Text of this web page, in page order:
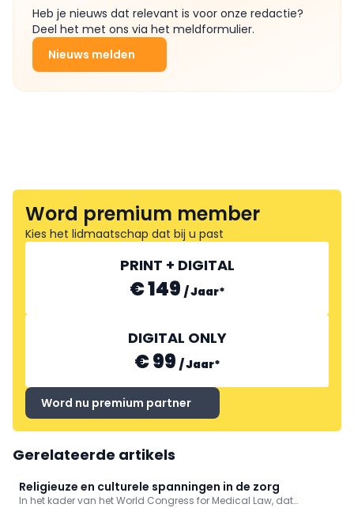
Heb je nieuws dat relevant is voor onze redactie?
Deel het met ons via het meldformulier.
Nieuws melden
Word premium member
Kies het lidmaatschap dat bij u past
PRINT + DIGITAL
€ 149 /Jaar*
DIGITAL ONLY
€ 99 /Jaar*
Word nu premium partner
Gerelateerde artikels
Religieuze en culturele spanningen in de zorg
In het kader van het World Congress for Medical Law, dat